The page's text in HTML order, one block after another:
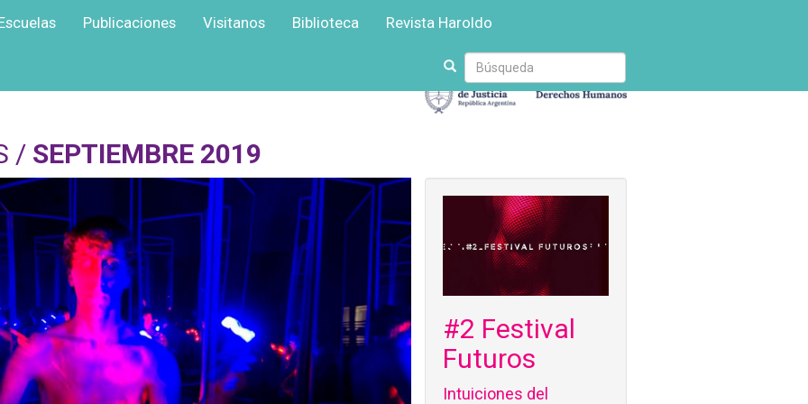
Publicaciones Visitanos Biblioteca Revista Haroldo
Escriba
su
búsqueda
/ SEPTIEMBRE 2019
#2 Festival
Futuros
Intuiciones del